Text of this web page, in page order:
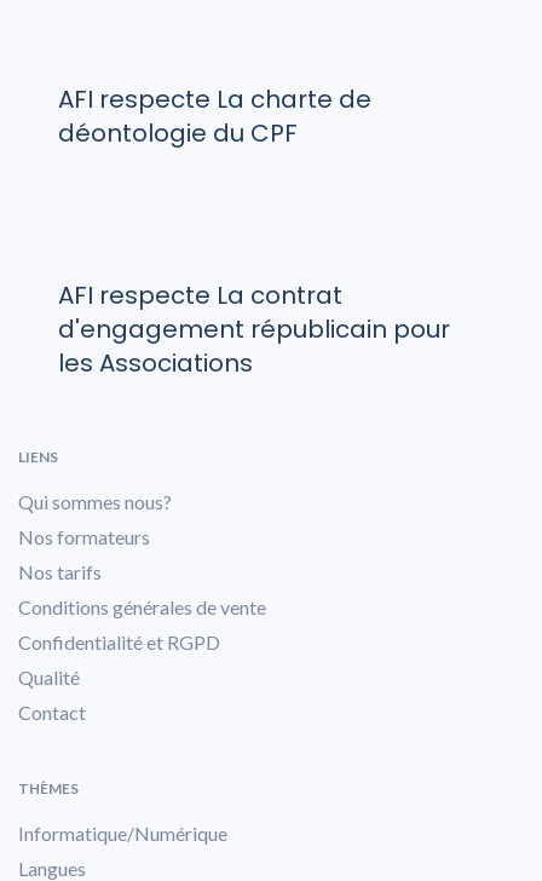
AFI respecte La charte de
déontologie du CPF
AFI respecte La contrat
d'engagement républicain pour
les Associations
LIENS
Qui sommes nous?
Nos formateurs
Nos tarifs
Conditions générales de vente
Confidentialité et RGPD
Qualité
Contact
THÈMES
Informatique/Numérique
Langues